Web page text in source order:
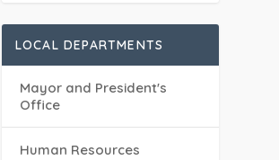
LOCAL DEPARTMENTS
Mayor and President's
Office
Human Resources